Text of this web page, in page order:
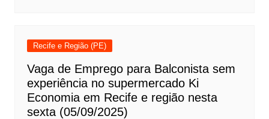
Recife e Região (PE)
Vaga de Emprego para Balconista sem
experiência no supermercado Ki
Economia em Recife e região nesta
sexta (05/09/2025)